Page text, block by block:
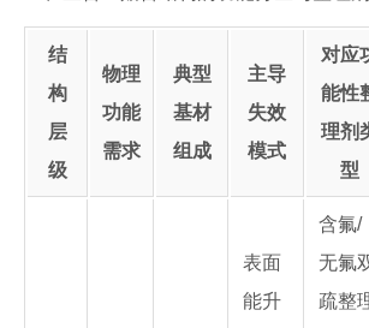
结
构
层
级
物理
功能
需求
典型
基材
组成
主导
失效
模式
对应
能性
理剂
型
表面
能升
含氟/
无氟
疏整